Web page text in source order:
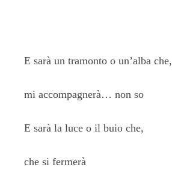
E sarà un tramonto o un’alba che,
mi accompagnerà… non so
E sarà la luce o il buio che,
che si fermerà